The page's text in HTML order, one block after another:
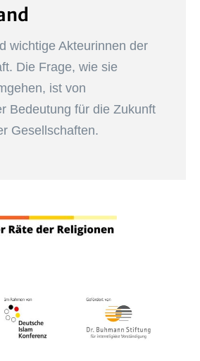
wichtige Akteurinnen der
Die Frage, wie sie
ist von
Bedeutung für die Zukunft
Gesellschaften.